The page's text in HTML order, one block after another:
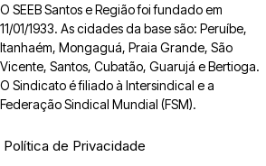
O SEEB Santos e Região foi fundado em
11/01/1933. As cidades da base são: Peruíbe,
Itanhaém, Mongaguá, Praia Grande, São
Vicente, Santos, Cubatão, Guarujá e Bertioga.
O Sindicato é filiado à Intersindical e a
Federação Sindical Mundial (FSM).
Política de Privacidade